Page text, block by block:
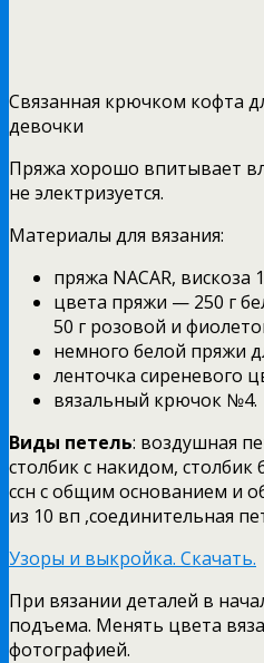
Связанная крючком кофта
девочки
Пряжа хорошо впитывает
не электризуется.
Материалы для вязания:
пряжа NACAR, вискоза
цвета пряжи — 250 г
50 г розовой и
немного белой пряжи
ленточка сиреневого
вязальный крючок №4.
Виды петель: воздушная
столбик с накидом,
ссн с общим основанием и
из 10 вп ,соединительная
Узоры и выкройка. Скачать.
При вязании деталей в
подъема. Менять цвета
фотографией.